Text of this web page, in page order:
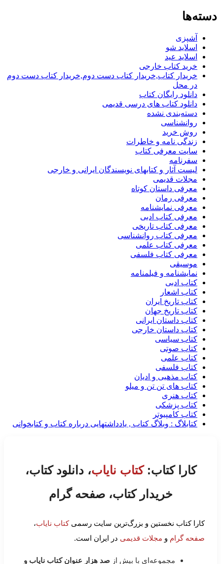
دسته‌ها
آشپزی
اسلاید شو
اسلاید عید
خرید کتاب خارجی
خریدار کتاب,خریدار کتاب دست دوم,خریدار کتاب دست دوم
در محل
دانلود رایگان کتاب
دانلود کتاب های درسی قدیمی
دسته‌بندی نشده
روانشناسی
روش خرید
زندگی نامه و خاطرات
سایت معرفی کتاب
سفرنامه
لیست آثار و کتابهای نویسندگان ایرانی و خارجی
مجلات قدیمی
معرفی داستان کوتاه
معرفی رمان
معرفی نمایشنامه
معرفی کتاب ادبی
معرفی کتاب تاریخی
معرفی کتاب روانشناسی
معرفی کتاب علمی
معرفی کتاب فلسفی
موسیقی
نمایشنامه و فیلمنامه
کتاب ادبی
کتاب اشعار
کتاب تاریخ ایران
کتاب تاریخ جهان
کتاب داستان ایرانی
کتاب داستان خارجی
کتاب سیاسی
کتاب صوتی
کتاب علمی
کتاب فلسفی
کتاب مذهبی و ادیان
کتاب های تن تن و میلو
کتاب هنری
کتاب پزشکی
کتاب کامپیوتر
کتابلاگ : وبلاگ کتاب , یادداشتهایی درباره کتاب و کتابخوانی
کارا کتاب:کتاب نایاب، دانلود کتاب،
خریدار کتاب، صفحه گرام
کارا کتاب نخستین و بزرگ‌ترین سایت رسمیکتاب نایاب،
صفحه گرام و مجلات قدیمی در ایران است.
مجموعه‌ای با بیش از صد هزار عنوان کتاب نایاب و